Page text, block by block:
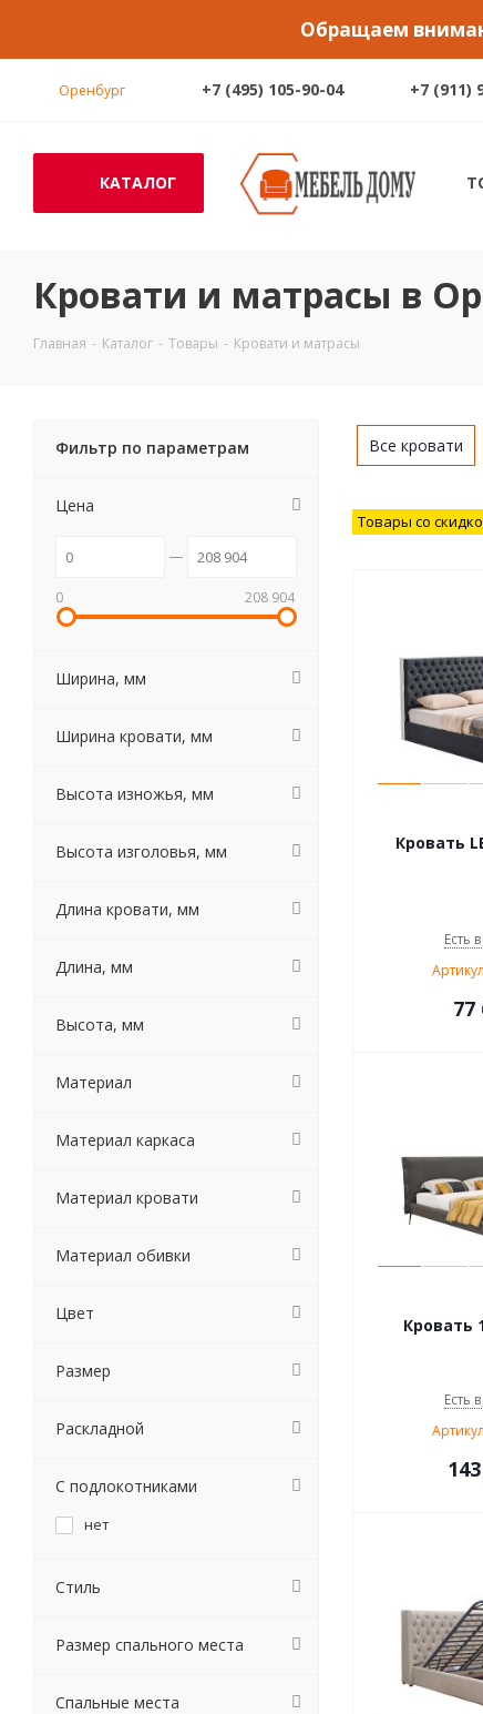
Обращаем
Оренбург +7 (495) 105-90-04 +7 (911)
КАТАЛОГ
Кровати и матрасы в
Главная - Каталог - Товары - Кровати и матрасы
Все кровати
Товары со
Кровать
Есть
77
Кровать
Есть
Фильтр по параметрам
Цена
0 208 904
Ширина, мм
Ширина кровати, мм
Высота изножья, мм
Высота изголовья, мм
Длина кровати, мм
Длина, мм
Высота, мм
Материал
Материал каркаса
Материал кровати
Материал обивки
Цвет
Размер
Раскладной
С подлокотниками
нет
Стиль
Размер спального места
Спальные места